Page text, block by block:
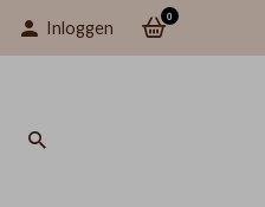
Inloggen
0